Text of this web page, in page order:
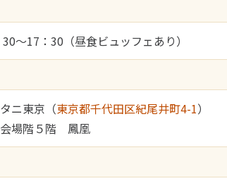
～17：30（昼食ビュッフェあり）
ニ東京（東京都千代田区紀尾井町4-1）
会場階５階 鳳凰